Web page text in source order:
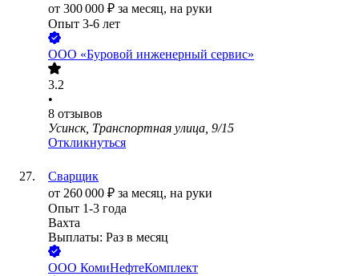
от 300 000 ₽ за месяц, на руки
Опыт 3-6 лет
ООО «Буровой инженерный сервис»
3.2
•
8 отзывов
Усинск, Транспортная улица, 9/15
Откликнуться
Сварщик
от 260 000 ₽ за месяц, на руки
Опыт 1-3 года
Вахта
Выплаты: Раз в месяц
ООО КомиНефтеКомплект